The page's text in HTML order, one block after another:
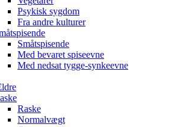
Psykisk sygdom
Fra andre kulturer
Småtspisende
Med bevaret spiseevne
Med nedsat tygge-synkeevne
Raske
Normalvægt